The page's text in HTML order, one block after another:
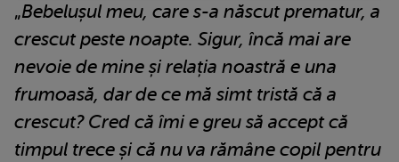
„Bebelușul meu, care s-a născut prematur, a
crescut peste noapte. Sigur, încă mai are
nevoie de mine și relația noastră e una
frumoasă, dar de ce mă simt tristă că a
crescut? Cred că îmi e greu să accept că
timpul trece și că nu va rămâne copil pentru